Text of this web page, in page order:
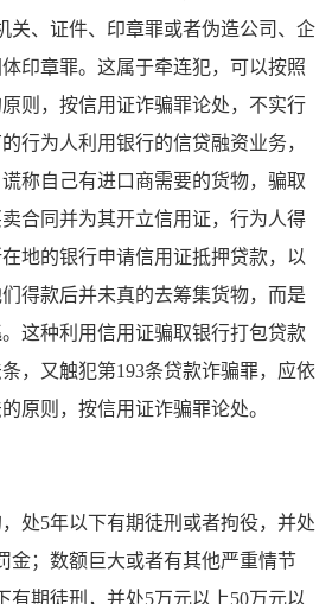
关、证件、印章罪或者伪造公司、企
印章罪。这属于牵连犯，可以按照
则，按信用证诈骗罪论处，不实行
行为人利用银行的信贷融资业务，
称自己有进口商需要的货物，骗取
合同并为其开立信用证，行为人得
地的银行申请信用证抵押贷款，以
得款后并未真的去筹集货物，而是
这种利用信用证骗取银行打包贷款
，又触犯第193条贷款诈骗罪，应依
原则，按信用证诈骗罪论处。
处5年以下有期徒刑或者拘役，并处
金；数额巨大或者有其他严重情节
有期徒刑，并处5万元以上50万元以